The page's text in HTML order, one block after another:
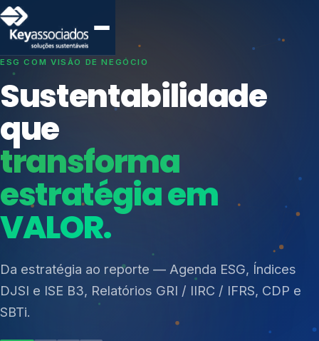
SISTEMAS DE GESTÃO OTIMIZADOS E INTEGRADOS
Conformidade que
protege seu
negócio.
Consultoria, auditoria e treinamentos em ISO 27001,
ISO 27701, ISO 42001, ISO 37001, ISO 9001, ISO
resíduos sólidos (PGRS/PMGRS).
Índices de Mercado
Mudanças Climáticas
Reputação e Cadeia
Reporte Regulatório